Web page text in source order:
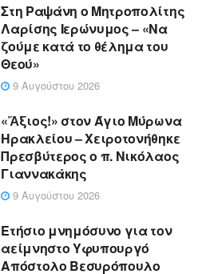
Στη Ραψάνη ο Μητροπολίτης
Λαρίσης Ιερώνυμος – «Να
ζούμε κατά το θέλημα του
Θεού»
9 Αυγούστου 2026
«Ἄξιος!» στον Άγιο Μύρωνα
Ηρακλείου – Χειροτονήθηκε
Πρεσβύτερος ο π. Νικόλαος
Γιαννακάκης
9 Αυγούστου 2026
Ετήσιο μνημόσυνο για τον
αείμνηστο Υφυπουργό
Απόστολο Βεσυρόπουλο